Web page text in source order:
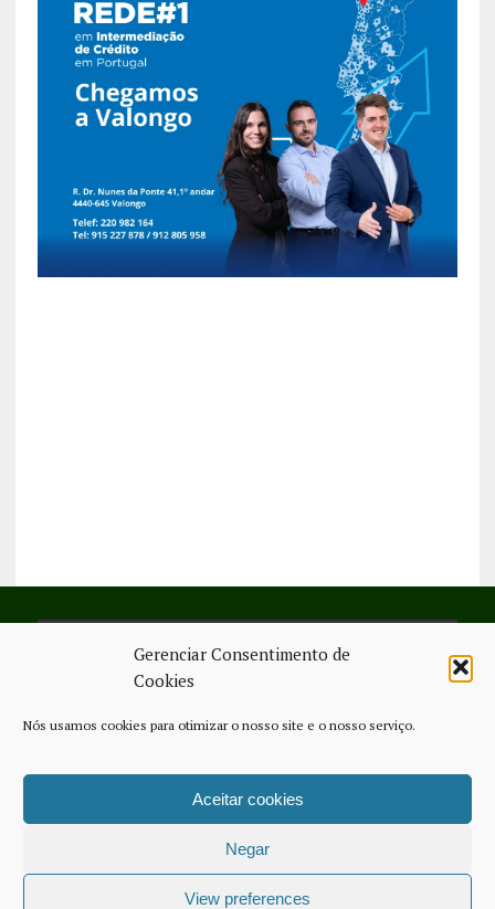
Gerenciar Consentimento de
Cookies
Nós usamos cookies para otimizar o nosso site e o nosso serviço.
Aceitar cookies
Negar
View preferences
SIGA-NOS NO FACEBOOK
ESTATUTO EDITORIAL
CONTACTE-NOS
COPYRIGHT © 2026 - JORNAL NOVO REGIONAL | POWERED BY